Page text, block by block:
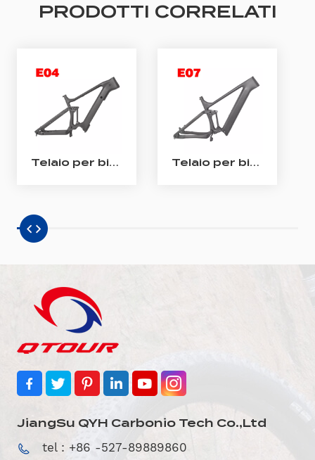
PRODOTTI CORRELATI
Telaio per bici elettrica enduro Telaio per bici elettrica Bafang M510/ M560 in carbonio con sospensione completa Telaio per bici elettrica All Mountain in carbonio Telaio Shimano EP801 per bici elettrica a sospensione completa in carbonio
JiangSu QYH Carbonio Tech Co.,Ltd
tel : +86 -527-89889860